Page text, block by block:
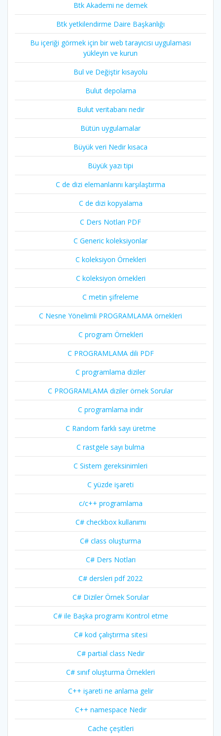
Btk Akademi ne demek
Btk yetkilendirme Daire Başkanlığı
Bu içeriği görmek için bir web tarayıcısı uygulaması
yükleyin ve kurun
Bul ve Değiştir kısayolu
Bulut depolama
Bulut veritabanı nedir
Bütün uygulamalar
Büyük veri Nedir kısaca
Büyük yazı tipi
C de dizi elemanlarını karşılaştırma
C de dizi kopyalama
C Ders Notları PDF
C Generic koleksiyonlar
C koleksiyon Örnekleri
C koleksiyon örnekleri
C metin şifreleme
C Nesne Yönelimli PROGRAMLAMA örnekleri
C program Örnekleri
C PROGRAMLAMA dili PDF
C programlama diziler
C PROGRAMLAMA diziler örnek Sorular
C programlama indir
C Random farklı sayı üretme
C rastgele sayı bulma
C Sistem gereksinimleri
C yüzde işareti
c/c++ programlama
C# checkbox kullanımı
C# class oluşturma
C# Ders Notları
C# dersleri pdf 2022
C# Diziler Örnek Sorular
C# ile Başka programı Kontrol etme
C# kod çalıştırma sitesi
C# partial class Nedir
C# sınıf oluşturma Örnekleri
C++ işareti ne anlama gelir
C++ namespace Nedir
Cache çeşitleri